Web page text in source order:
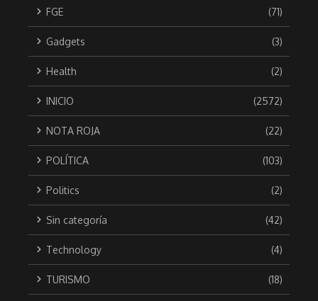
FGE (71)
Gadgets (3)
Health (2)
INICIO (2572)
NOTA ROJA (22)
POLÍTICA (103)
Politics (2)
Sin categoría (42)
Technology (4)
TURISMO (18)